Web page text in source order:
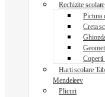
Rechizite scolare
Pictura
Creta
Coperti
Harti scolare
Mendeleev
Plicuri